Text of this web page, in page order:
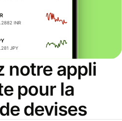
notre appli
pour la
devises